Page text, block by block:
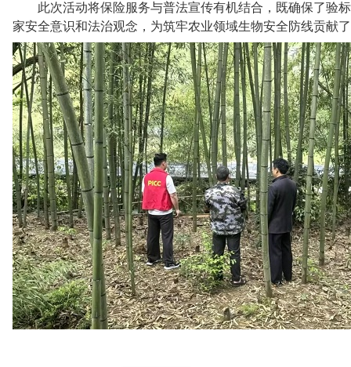
此次活动将保险服务与普法宣传有机结合，既确保了验
家安全意识和法治观念，为筑牢农业领域生物安全防线贡献